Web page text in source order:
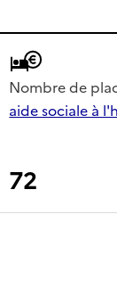
Nombre de
aide sociale à
72